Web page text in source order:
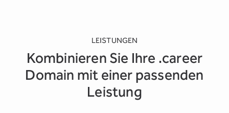
LEISTUNGEN
Kombinieren Sie Ihre .career
Domain mit einer passenden
Leistung